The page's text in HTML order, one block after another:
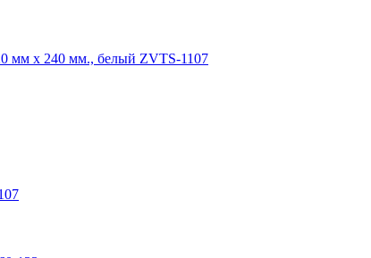
мм х 240 мм., белый ZVTS-1107